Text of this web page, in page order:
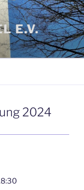
E.V.
2024